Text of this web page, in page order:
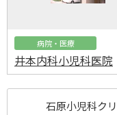
病院・医療
井本内科小児科医院
石原小児科ク